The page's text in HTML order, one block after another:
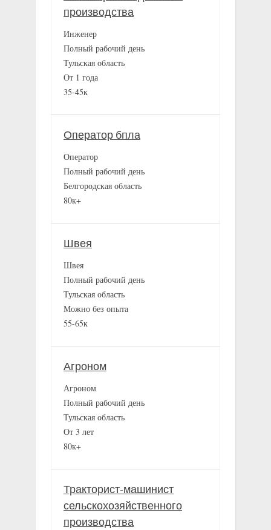
производства
Инженер
Полный рабочий день
Тульская область
От 1 года
35-45к
Оператор бпла
Оператор
Полный рабочий день
Белгородская область
80к+
Швея
Швея
Полный рабочий день
Тульская область
Можно без опыта
55-65к
Агроном
Агроном
Полный рабочий день
Тульская область
От 3 лет
80к+
Тракторист-машинист
сельскохозяйственного
производства